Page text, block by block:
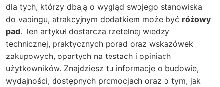
dla tych, którzy dbają o wygląd swojego stanowiska
do vapingu, atrakcyjnym dodatkiem może być różowy
pad. Ten artykuł dostarcza rzetelnej wiedzy
technicznej, praktycznych porad oraz wskazówek
zakupowych, opartych na testach i opiniach
użytkowników. Znajdziesz tu informacje o budowie,
wydajności, dostępnych promocjach oraz o tym, jak